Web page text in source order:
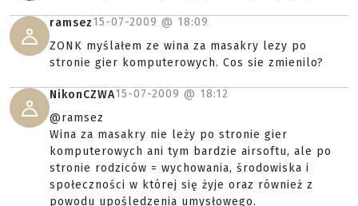
ramsez15-07-2009 @ 18:09
ZONK myślałem ze wina za masakry lezy po
stronie gier komputerowych. Cos sie zmienilo?
NikonCZWA15-07-2009 @ 18:12
@ramsez
Wina za masakry nie leży po stronie gier
komputerowych ani tym bardzie airsoftu, ale po
stronie rodziców = wychowania, środowiska i
społeczności w której się żyje oraz również z
powodu upośledzenia umysłowego.